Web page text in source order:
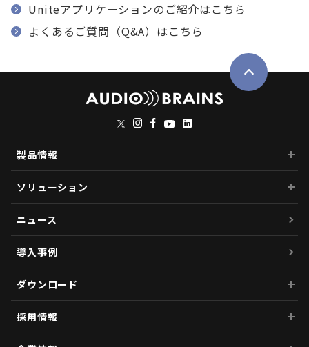
Uniteアプリケーションのご紹介はこちら
よくあるご質問（Q&A）はこちら
製品情報
ソリューション
ニュース
導入事例
ダウンロード
採用情報